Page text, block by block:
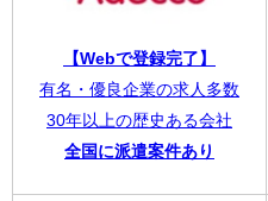
【Webで登録完了】
有名・優良企業の求人多数
30年以上の歴史ある会社
全国に派遣案件あり